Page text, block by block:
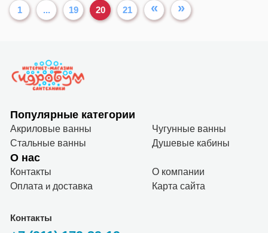
1 ... 19 20 21 « »
Популярные категории
Акриловые ванны
Чугунные ванны
Стальные ванны
Душевые кабины
О нас
Контакты
О компании
Оплата и доставка Карта сайта
Контакты